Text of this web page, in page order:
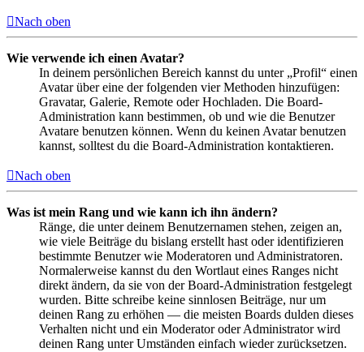
Nach oben
Wie verwende ich einen Avatar?
In deinem persönlichen Bereich kannst du unter „Profil“ einen
Avatar über eine der folgenden vier Methoden hinzufügen:
Gravatar, Galerie, Remote oder Hochladen. Die Board-
Administration kann bestimmen, ob und wie die Benutzer
Avatare benutzen können. Wenn du keinen Avatar benutzen
kannst, solltest du die Board-Administration kontaktieren.
Nach oben
Was ist mein Rang und wie kann ich ihn ändern?
Ränge, die unter deinem Benutzernamen stehen, zeigen an,
wie viele Beiträge du bislang erstellt hast oder identifizieren
bestimmte Benutzer wie Moderatoren und Administratoren.
Normalerweise kannst du den Wortlaut eines Ranges nicht
direkt ändern, da sie von der Board-Administration festgelegt
wurden. Bitte schreibe keine sinnlosen Beiträge, nur um
deinen Rang zu erhöhen — die meisten Boards dulden dieses
Verhalten nicht und ein Moderator oder Administrator wird
deinen Rang unter Umständen einfach wieder zurücksetzen.